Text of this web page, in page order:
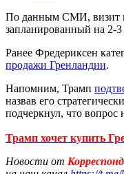
По данным СМИ, визит
запланированный на 2-3
Ранее Фредериксен
продажи Гренландии.
Напомним, Трамп
назвав его
подчеркнул, что вопрос
Трамп хочет купить
Новости от